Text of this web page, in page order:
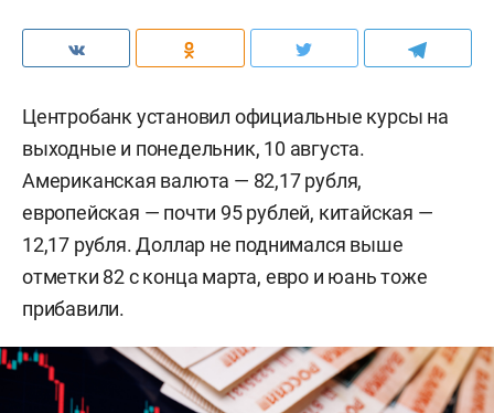
Центробанк установил официальные курсы на
выходные и понедельник, 10 августа.
Американская валюта — 82,17 рубля,
европейская — почти 95 рублей, китайская —
12,17 рубля. Доллар не поднимался выше
отметки 82 с конца марта, евро и юань тоже
прибавили.